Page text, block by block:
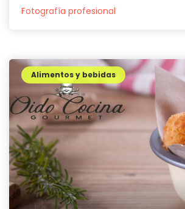
Fotografía profesional
Alimentos y bebidas